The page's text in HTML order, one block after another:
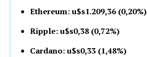
Ethereum: u$s1.209,36 (0,20%)
Ripple: u$s0,38 (0,72%)
Cardano: u$s0,33 (1,48%)